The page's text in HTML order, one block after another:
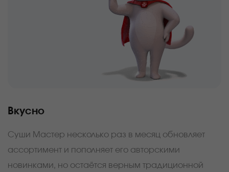
Вкусно
Суши Мастер несколько раз в месяц обновляет
ассортимент и пополняет его авторскими
новинками, но остаётся верным традиционной